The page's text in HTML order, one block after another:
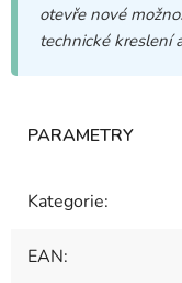
otevře nové
technické kreslení
Kategorie:
EAN: